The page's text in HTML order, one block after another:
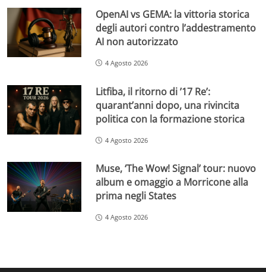
OpenAI vs GEMA: la vittoria storica
degli autori contro l’addestramento
AI non autorizzato
4 Agosto 2026
Litfiba, il ritorno di ’17 Re’:
quarant’anni dopo, una rivincita
politica con la formazione storica
4 Agosto 2026
Muse, ‘The Wow! Signal’ tour: nuovo
album e omaggio a Morricone alla
prima negli States
4 Agosto 2026